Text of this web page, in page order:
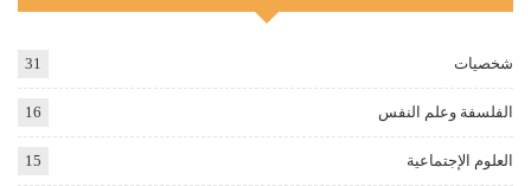
شخصيات 31
الفلسفة وعلم النفس 16
العلوم الإجتماعية 15